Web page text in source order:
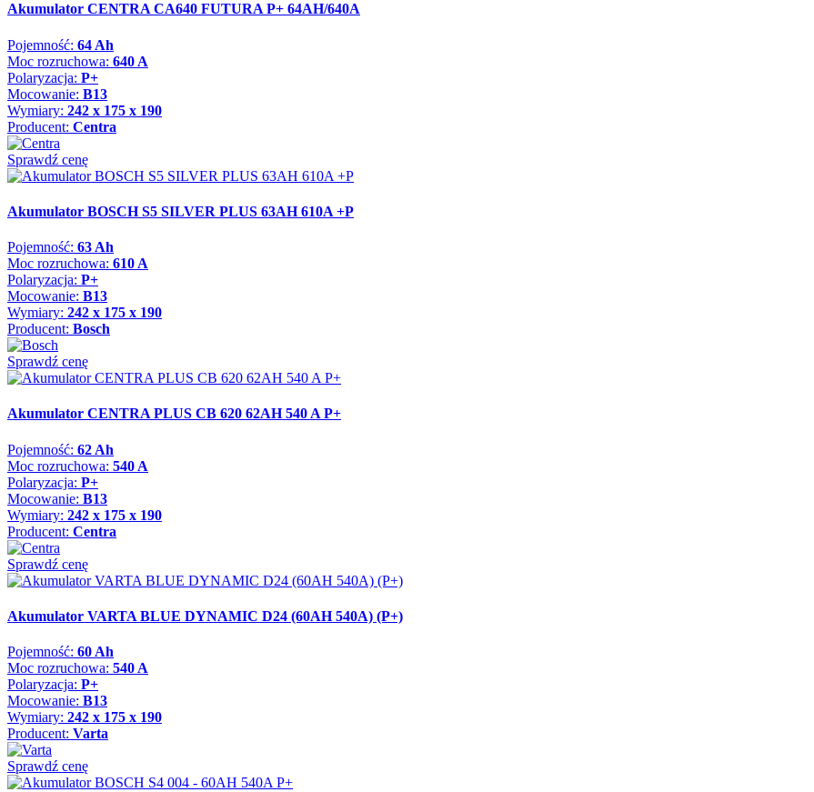
Akumulator CENTRA CA640 FUTURA P+ 64AH/640A
Pojemność: 64 Ah
Moc rozruchowa: 640 A
Polaryzacja: P+
Mocowanie: B13
Wymiary: 242 x 175 x 190
Producent: Centra
Sprawdź cenę
Akumulator BOSCH S5 SILVER PLUS 63AH 610A +P
Pojemność: 63 Ah
Moc rozruchowa: 610 A
Polaryzacja: P+
Mocowanie: B13
Wymiary: 242 x 175 x 190
Producent: Bosch
Sprawdź cenę
Akumulator CENTRA PLUS CB 620 62AH 540 A P+
Pojemność: 62 Ah
Moc rozruchowa: 540 A
Polaryzacja: P+
Mocowanie: B13
Wymiary: 242 x 175 x 190
Producent: Centra
Sprawdź cenę
Akumulator VARTA BLUE DYNAMIC D24 (60AH 540A) (P+)
Pojemność: 60 Ah
Moc rozruchowa: 540 A
Polaryzacja: P+
Mocowanie: B13
Wymiary: 242 x 175 x 190
Producent: Varta
Sprawdź cenę